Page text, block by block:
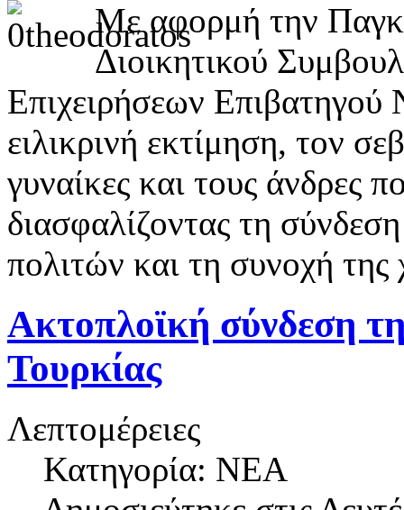
Με αφορμή την
Διοικητικού
Επιχειρήσεων
ειλικρινή εκτίμηση, τον
γυναίκες και τους άνδρες
διασφαλίζοντας τη
πολιτών και τη συνοχή
Ακτοπλοϊκή σύνδεση
Τουρκίας
Λεπτομέρειες
Κατηγορία: ΝΕΑ